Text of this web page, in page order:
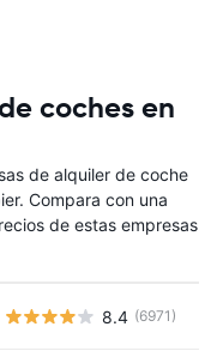
coches en
de alquiler de coche
Compara con una
de estas empresas
8.4 (6971)